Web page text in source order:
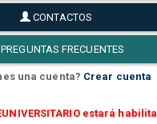
CONTACTOS
PREGUNTAS FRECUENTES
una cuenta? Crear cuenta
estará